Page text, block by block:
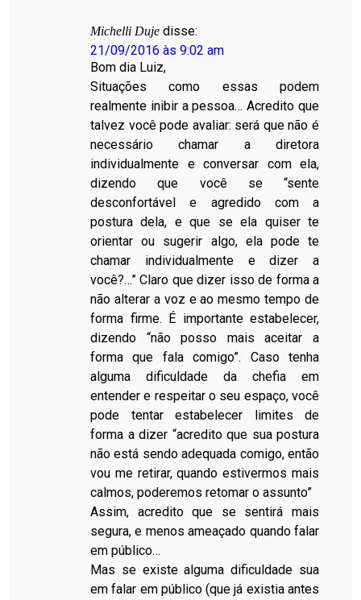
Michelli Duje disse:
21/09/2016 às 9:02 am
Bom dia Luiz,
Situações como essas podem
realmente inibir a pessoa… Acredito que
talvez você pode avaliar: será que não é
necessário chamar a diretora
individualmente e conversar com ela,
dizendo que você se “sente
desconfortável e agredido com a
postura dela, e que se ela quiser te
orientar ou sugerir algo, ela pode te
chamar individualmente e dizer a
você?…” Claro que dizer isso de forma a
não alterar a voz e ao mesmo tempo de
forma firme. É importante estabelecer,
dizendo “não posso mais aceitar a
forma que fala comigo”. Caso tenha
alguma dificuldade da chefia em
entender e respeitar o seu espaço, você
pode tentar estabelecer limites de
forma a dizer “acredito que sua postura
não está sendo adequada comigo, então
vou me retirar, quando estivermos mais
calmos, poderemos retomar o assunto”
Assim, acredito que se sentirá mais
segura, e menos ameaçado quando falar
em público…
Mas se existe alguma dificuldade sua
em falar em público (que já existia antes